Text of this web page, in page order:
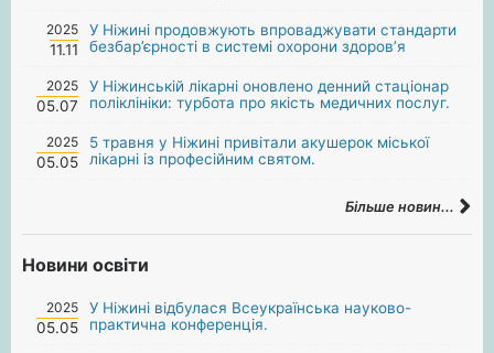
2025
11.11
У Ніжині продовжують впроваджувати стандарти
безбар’єрності в системі охорони здоров’я
2025
05.07
У Ніжинській лікарні оновлено денний стаціонар
поліклініки: турбота про якість медичних послуг.
2025
05.05
5 травня у Ніжині привітали акушерок міської
лікарні із професійним святом.
Більше новин...
Новини освіти
2025
05.05
У Ніжині відбулася Всеукраїнська науково-
практична конференція.